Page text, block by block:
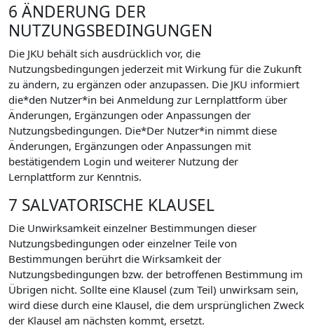
6 ÄNDERUNG DER
NUTZUNGSBEDINGUNGEN
Die JKU behält sich ausdrücklich vor, die
Nutzungsbedingungen jederzeit mit Wirkung für die Zukunft
zu ändern, zu ergänzen oder anzupassen. Die JKU informiert
die*den Nutzer*in bei Anmeldung zur Lernplattform über
Änderungen, Ergänzungen oder Anpassungen der
Nutzungsbedingungen. Die*Der Nutzer*in nimmt diese
Änderungen, Ergänzungen oder Anpassungen mit
bestätigendem Login und weiterer Nutzung der
Lernplattform zur Kenntnis.
7 SALVATORISCHE KLAUSEL
Die Unwirksamkeit einzelner Bestimmungen dieser
Nutzungsbedingungen oder einzelner Teile von
Bestimmungen berührt die Wirksamkeit der
Nutzungsbedingungen bzw. der betroffenen Bestimmung im
Übrigen nicht. Sollte eine Klausel (zum Teil) unwirksam sein,
wird diese durch eine Klausel, die dem ursprünglichen Zweck
der Klausel am nächsten kommt, ersetzt.